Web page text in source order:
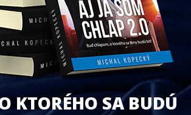
KTORÉHO SA BUDÚ